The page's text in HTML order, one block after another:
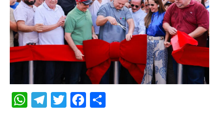
WhatsApp
Telegram
TwitterFacebook